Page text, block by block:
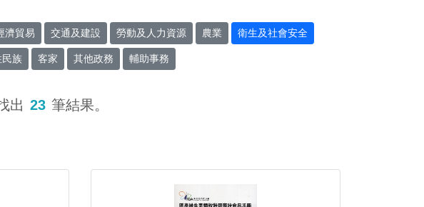
濟貿易 交通及建設 勞動及人力資源 農業 衛生及社會安全
民族 客家 其他政務 輔助事務
出 23 筆結果。